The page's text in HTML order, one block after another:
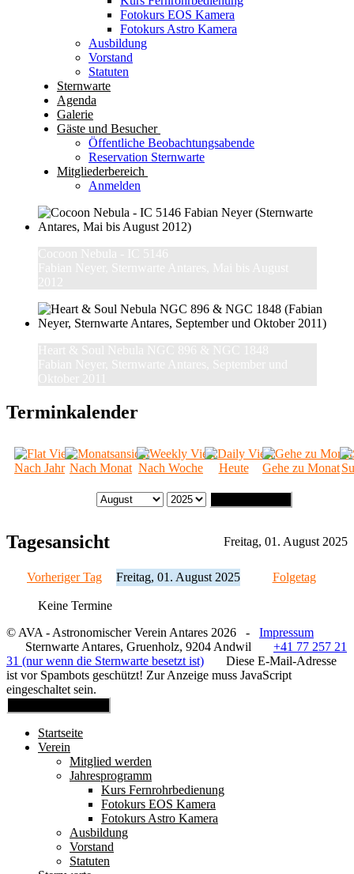
Fotokurs EOS Kamera
Fotokurs Astro Kamera
Ausbildung
Vorstand
Statuten
Sternwarte
Agenda
Galerie
Gäste und Besucher
Öffentliche Beobachtungsabende
Reservation Sternwarte
Mitgliederbereich
Anmelden
Terminkalender
Nach Jahr Nach Monat Nach Woche Heute Gehe zu Monat
Tagesansicht Freitag, 01. August 2025
Vorheriger Tag Freitag, 01. August 2025 Folgetag
Keine Termine
© AVA - Astronomischer Verein Antares 2026 - Impressum
Sternwarte Antares, Gruenholz, 9204 Andwil
+41 77 257 21
31 (nur wenn die Sternwarte besetzt ist)
Diese E-Mail-Adresse
ist vor Spambots geschützt! Zur Anzeige muss JavaScript
eingeschaltet sein.
Startseite
Verein
Mitglied werden
Jahresprogramm
Kurs Fernrohrbedienung
Fotokurs EOS Kamera
Fotokurs Astro Kamera
Ausbildung
Vorstand
Statuten